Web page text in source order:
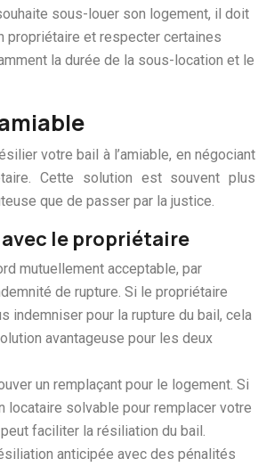
sous-louer son logement, il doit
propriétaire et respecter certaines
la durée de la sous-location et le
votre bail à l’amiable, en négociant
Cette solution est souvent plus
que de passer par la justice.
le propriétaire
mutuellement acceptable, par
de rupture. Si le propriétaire
indemniser pour la rupture du bail, cela
avantageuse pour les deux
un remplaçant pour le logement. Si
locataire solvable pour remplacer votre
faciliter la résiliation du bail.
anticipée avec des pénalités